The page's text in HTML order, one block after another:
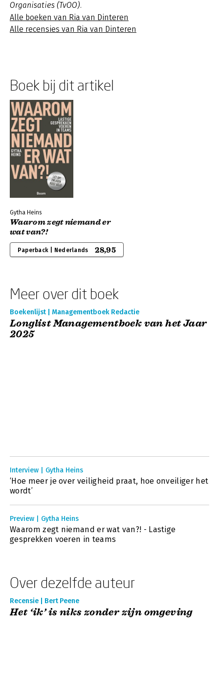
Organisaties (TvOO).
Alle boeken van Ria van Dinteren
Alle recensies van Ria van Dinteren
Boek bij dit artikel
Gytha Heins
Waarom zegt niemand er
wat van?!
Paperback | Nederlands 28,95
Meer over dit boek
Boekenlijst | Managementboek Redactie
Longlist Managementboek van het Jaar
2025
Interview | Gytha Heins
‘Hoe meer je over veiligheid praat, hoe onveiliger het
wordt’
Preview | Gytha Heins
Waarom zegt niemand er wat van?! - Lastige
gesprekken voeren in teams
Over dezelfde auteur
Recensie | Bert Peene
Het ‘ik’ is niks zonder zijn omgeving